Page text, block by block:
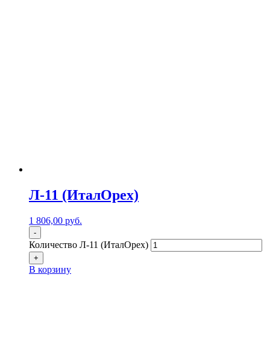
Л-11 (ИталОрех)
1 806,00 руб.
-
Количество Л-11 (ИталОрех)
+
В корзину